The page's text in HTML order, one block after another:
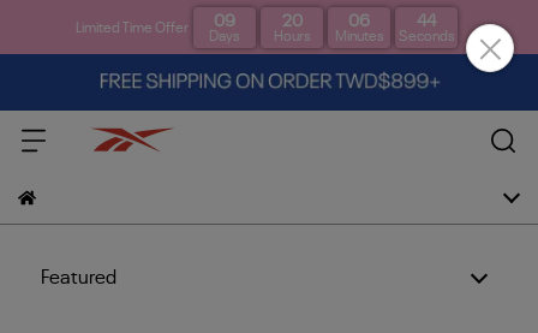
Limited Time Offer 09
Days
20
Hours
06
Minutes
44
Seconds
Featured